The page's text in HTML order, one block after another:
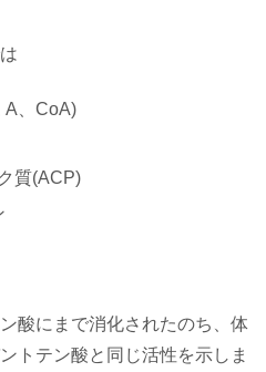
A、CoA)
質(ACP)
酸にまで消化されたのち、体
トテン酸と同じ活性を示しま